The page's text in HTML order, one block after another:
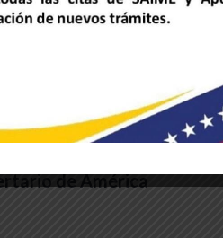
participa en actos
de América